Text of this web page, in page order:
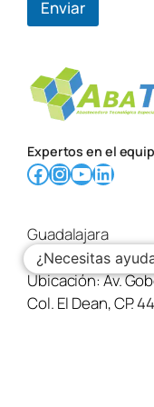
e
Enviar
Expertos en el
Facebook InstagramYouTube LinkedIn
Guadalajara
Teléfono:33 3620
Ubicación:Av.
Col. El Dean, CP.
¿Necesitas